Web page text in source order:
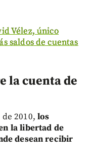
Vélez, único
saldos de cuentas
la cuenta de
2010, los
la libertad de
desean recibir